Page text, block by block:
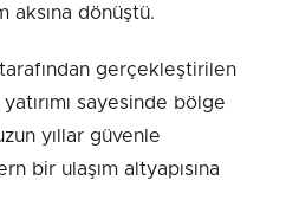
aksına dönüştü.
gerçekleştirilen
sayesinde bölge
yıllar güvenle
bir ulaşım altyapısına